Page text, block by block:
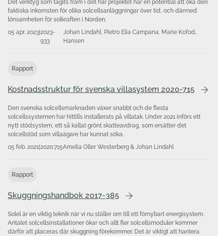
Det verktyg som tagits fram i det här projektet har en potential att öka den
faktiska inkomsten för olika solcellsanläggningar över tid, och därmed
lönsamheten för solkraften i Norden.
05 apr. 2023|2023-
933
Johan Lindahl, Pietro Elia Campana, Marie Kofod
Hansen
Rapport
Kostnadsstruktur för svenska villasystem 2020-715
Den svenska solcellsmarknaden växer snabbt och de flesta
solcellssystemen har hittills installerats på villatak. Under 2021 införs ett
nytt stödsystem, ett så kallat grönt skatteavdrag, som ersätter det
solcellstöd som villaägare har kunnat söka.
05 feb. 2021|2020:715Amelia Oller Westerberg & Johan Lindahl
Rapport
Skuggningshandbok 2017-385
Solel är en viktig teknik när vi nu ställer om till ett förnybart energisystem.
Antalet solcells­installationer ökar och allt fler solcellsmoduler kommer
därför att placeras där skuggning förekommer. Det är viktigt att hantera